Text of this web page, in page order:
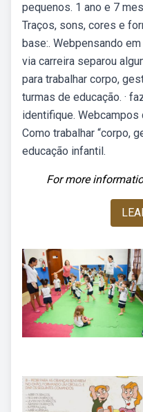
pequenos. 1 ano e 7
Traços, sons, cores e
base:. Webpensando
via carreira separou
para trabalhar corpo,
turmas de educação. ·
identifique. Webcampos
Como trabalhar “corpo,
educação infantil.
For more